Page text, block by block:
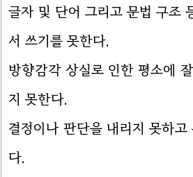
글자 및 단어 그리고 문법 구조
서 쓰기를 못한다.
방향감각 상실로 인한 평소에
지 못한다.
결정이나 판단을 내리지 못하
다.